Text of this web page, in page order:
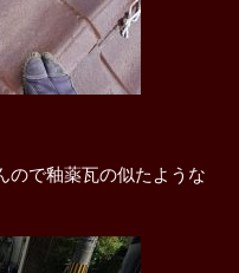
ので釉薬瓦の似たような